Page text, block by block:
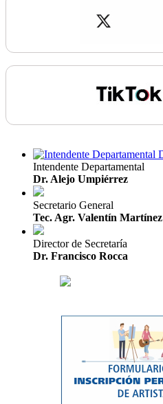
Intendente Departamental
Dr. Alejo Umpiérrez
Secretario General
Tec. Agr. Valentín Martínez
Director de Secretaría
Dr. Francisco Rocca